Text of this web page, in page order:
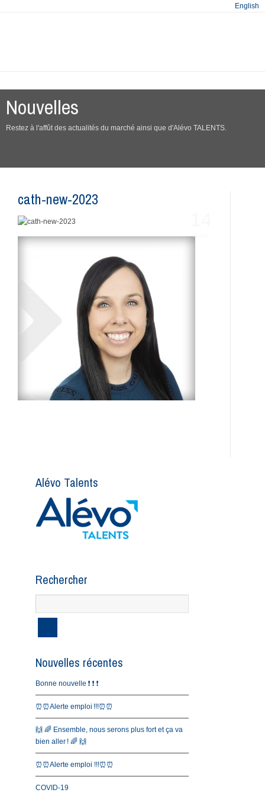
English
Nouvelles
Restez à l'affût des actualités du marché ainsi que d'Alévo TALENTS.
cath-new-2023
AVRIL
Alévo Talents
Rechercher
Nouvelles récentes
Bonne nouvelle ❗️ ❗️ ❗️
⏰⏰Alerte emploi !!!⏰⏰
🙌 🌈 Ensemble, nous serons plus fort et ça va
bien aller ! 🌈 🙌
⏰⏰Alerte emploi !!!⏰⏰
COVID-19